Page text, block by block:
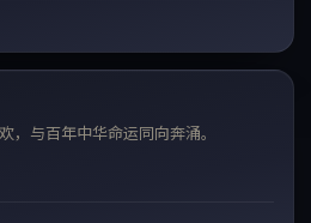
，与百年中华命运同向奔涌。